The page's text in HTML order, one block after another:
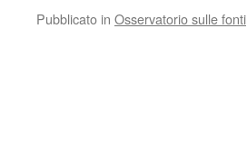
Pubblicato in Osservatorio sulle fonti